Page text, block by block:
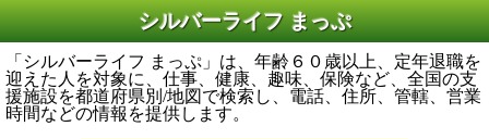
シルバーライフ まっぷ
「シルバーライフ まっぷ」は、年齢６０歳以上、定年退職を
迎えた人を対象に、仕事、健康、趣味、保険など、全国の支
援施設を都道府県別/地図で検索し、電話、住所、管轄、営業
時間などの情報を提供します。